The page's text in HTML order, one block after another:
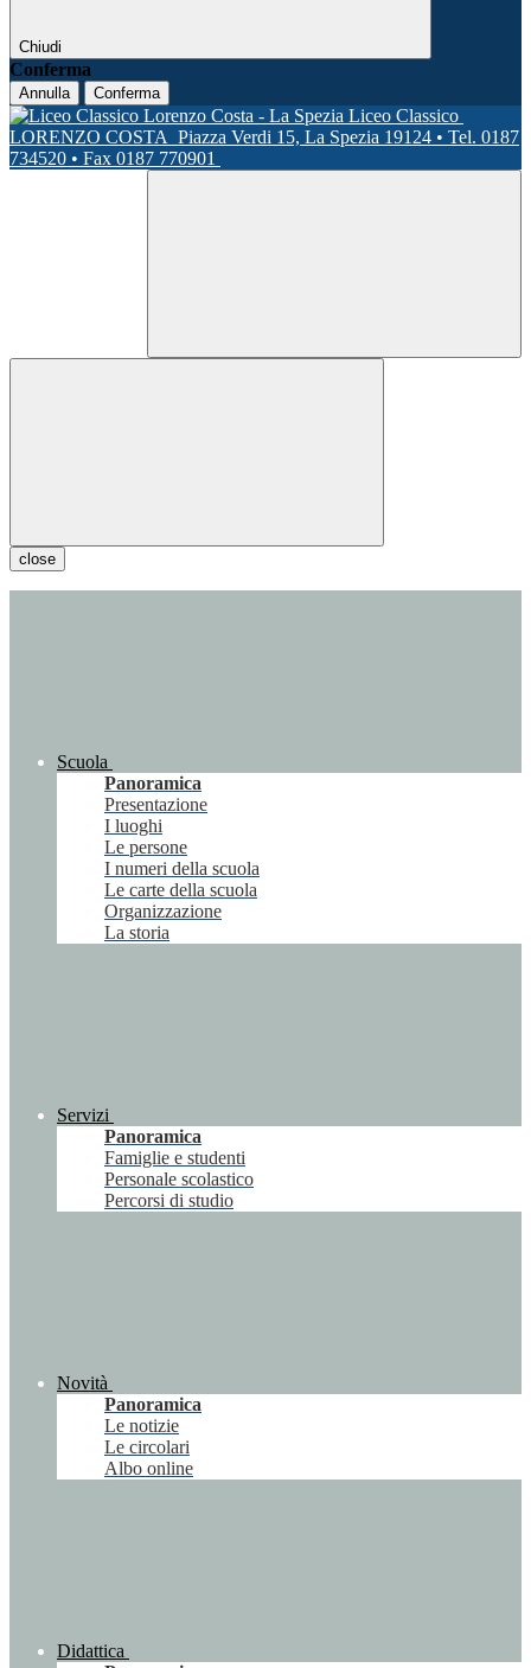
Chiudi
Conferma
Annulla Conferma
Liceo Classico
LORENZO COSTA Piazza Verdi 15, La Spezia 19124 • Tel. 0187
734520 • Fax 0187 770901
close
Scuola
Panoramica
Presentazione
I luoghi
Le persone
I numeri della scuola
Le carte della scuola
Organizzazione
La storia
Servizi
Panoramica
Famiglie e studenti
Personale scolastico
Percorsi di studio
Novità
Panoramica
Le notizie
Le circolari
Albo online
Didattica